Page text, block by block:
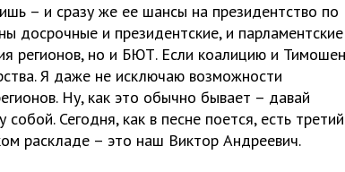
– и сразу же ее шансы на президентство по
досрочные и президентские, и парламентские
регионов, но и БЮТ. Если коалицию и
Я даже не исключаю возможности
Ну, как это обычно бывает – давай
Сегодня, как в песне поется, есть третий
раскладе – это наш Виктор Андреевич.